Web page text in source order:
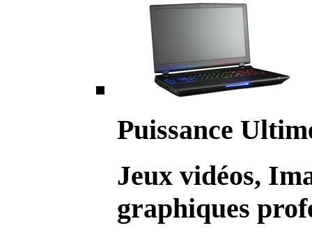
Puissance
Jeux vidéos,
graphiques